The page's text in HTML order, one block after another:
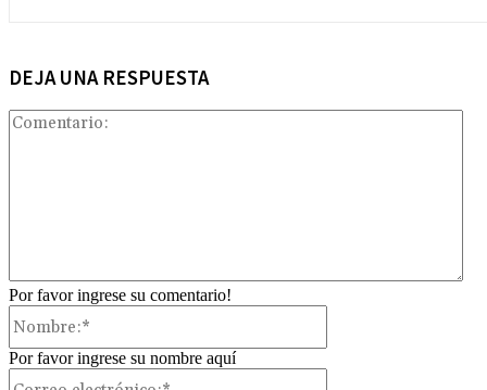
DEJA UNA RESPUESTA
Por favor ingrese su comentario!
Por favor ingrese su nombre aquí